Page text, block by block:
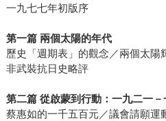
一九七七年初版序
第一篇 兩個太陽的年代
歷史「週期表」的觀念／兩個太陽
非武裝抗日史略評
第二篇 從啟蒙到行動：一九二一－
蔡惠如的一千五百元／議會請願運